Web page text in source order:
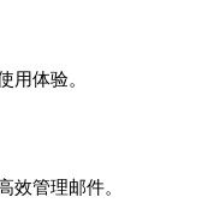
用体验。
效管理邮件。